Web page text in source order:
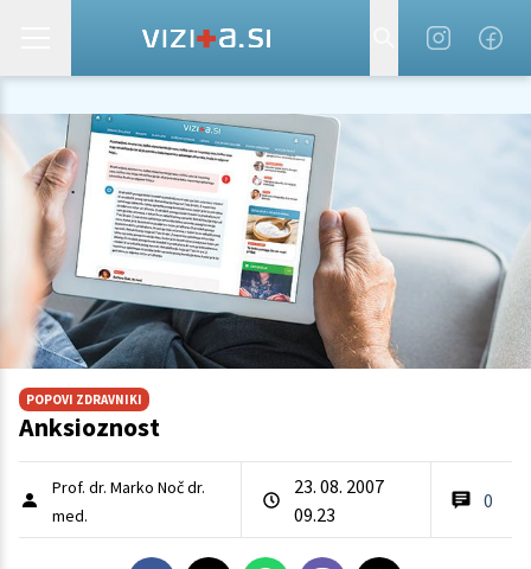
POPOVI ZDRAVNIKI
Anksioznost
Prof. dr. Marko Noč dr.
med.
23. 08. 2007
09.23
0